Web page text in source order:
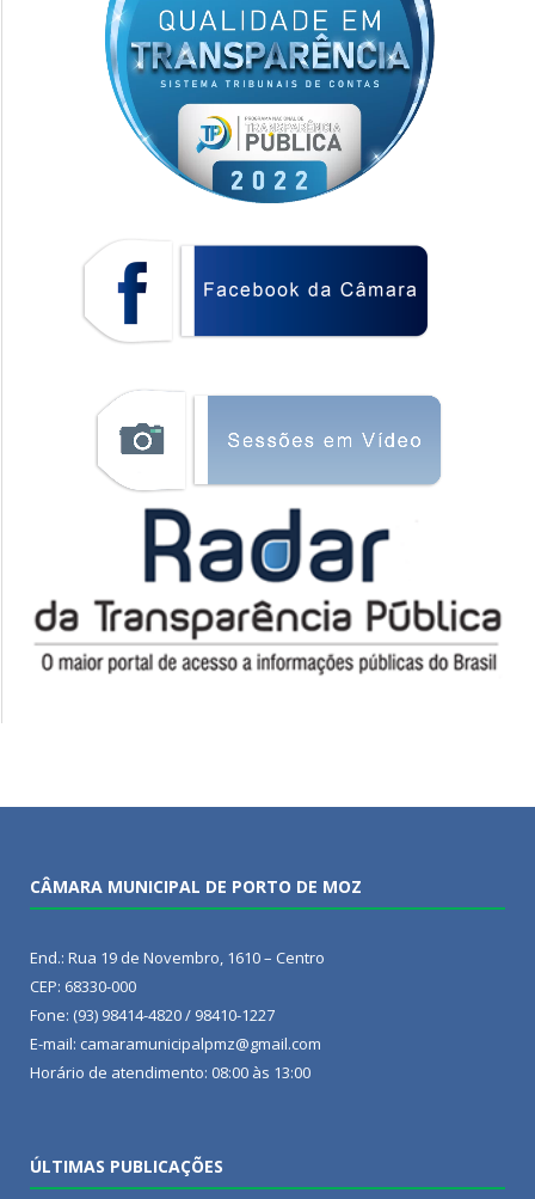
CÂMARA MUNICIPAL DE PORTO DE MOZ
End.: Rua 19 de Novembro, 1610 – Centro
CEP: 68330-000
Fone: (93) 98414-4820 / 98410-1227
E-mail: camaramunicipalpmz@gmail.com
Horário de atendimento: 08:00 às 13:00
ÚLTIMAS PUBLICAÇÕES